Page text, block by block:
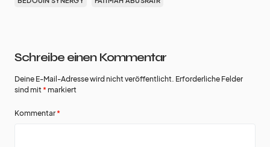
Schreibe einen Kommentar
Deine E-Mail-Adresse wird nicht veröffentlicht. Erforderliche Felder
sind mit * markiert
Kommentar *